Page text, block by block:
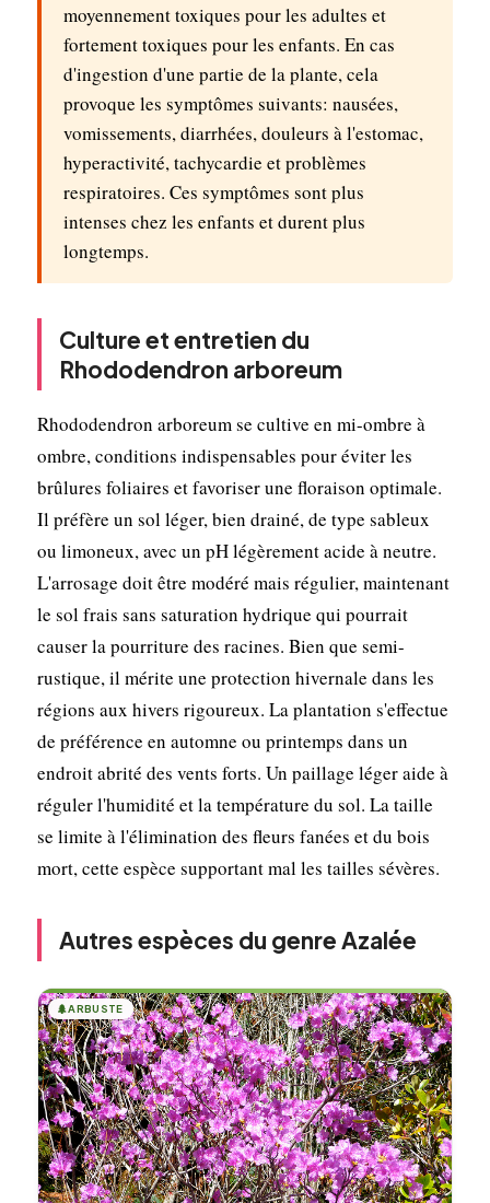
moyennement toxiques pour les adultes et
fortement toxiques pour les enfants. En cas
d'ingestion d'une partie de la plante, cela
provoque les symptômes suivants: nausées,
vomissements, diarrhées, douleurs à l'estomac,
hyperactivité, tachycardie et problèmes
respiratoires. Ces symptômes sont plus
intenses chez les enfants et durent plus
longtemps.
Culture et entretien du
Rhododendron arboreum
Rhododendron arboreum se cultive en mi-ombre à
ombre, conditions indispensables pour éviter les
brûlures foliaires et favoriser une floraison optimale.
Il préfère un sol léger, bien drainé, de type sableux
ou limoneux, avec un pH légèrement acide à neutre.
L'arrosage doit être modéré mais régulier, maintenant
le sol frais sans saturation hydrique qui pourrait
causer la pourriture des racines. Bien que semi-
rustique, il mérite une protection hivernale dans les
régions aux hivers rigoureux. La plantation s'effectue
de préférence en automne ou printemps dans un
endroit abrité des vents forts. Un paillage léger aide à
réguler l'humidité et la température du sol. La taille
se limite à l'élimination des fleurs fanées et du bois
mort, cette espèce supportant mal les tailles sévères.
Autres espèces du genre Azalée
🌲ARBUSTE